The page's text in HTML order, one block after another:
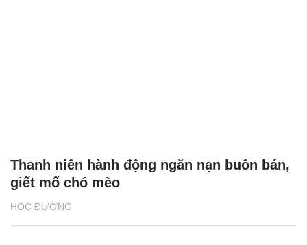
HỌC ĐƯỜNG
Thanh niên hành động ngăn nạn buôn bán,
giết mổ chó mèo